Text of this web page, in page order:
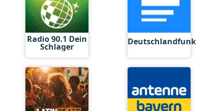
Radio 90.1 Dein
Schlager Deutschlandfunk